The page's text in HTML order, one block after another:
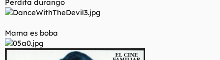
Perdita durango
Mama es boba